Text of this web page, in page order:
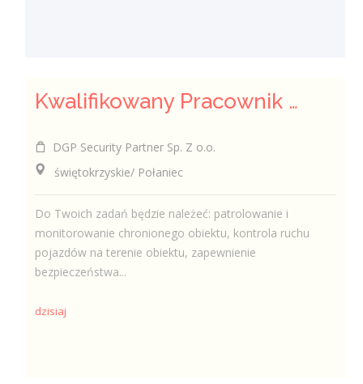
Kwalifikowany Pracownik / Kwalifikowana Pracowniczka Ochrony
DGP Security Partner Sp. Z o.o.
świętokrzyskie/ Połaniec
Do Twoich zadań będzie należeć: patrolowanie i
monitorowanie chronionego obiektu, kontrola ruchu
pojazdów na terenie obiektu, zapewnienie
bezpieczeństwa...
dzisiaj